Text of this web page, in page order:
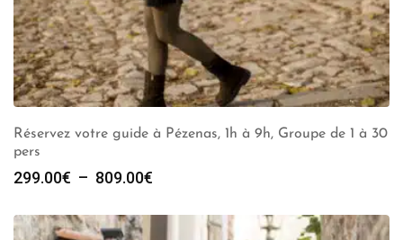
Réservez votre guide à Pézenas, 1h à 9h, Groupe de 1 à 30
pers
299.00€ – 809.00€
prix :